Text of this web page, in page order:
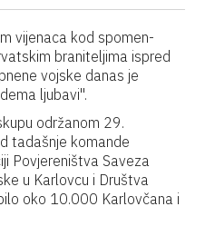
vijenaca kod spomen-
braniteljima ispred
vojske danas je
ljubavi".
održanom 29.
tadašnje komande
Povjereništva Saveza
u Karlovcu i Društva
oko 10.000 Karlovčana i